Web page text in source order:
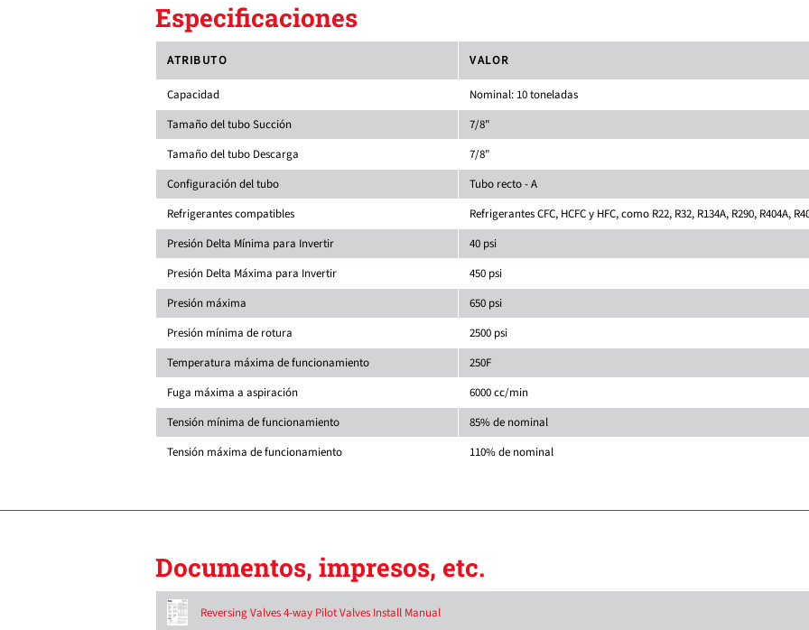
Especificaciones
ATRIBUTO VALOR
Capacidad
Nominal: 10 toneladas
Tamaño del tubo Succión
7/8"
Tamaño del tubo Descarga
7/8"
Configuración del tubo
Tubo recto - A
Refrigerantes compatibles
Refrigerantes CFC, HCFC y HFC, como R22, R32, R134A, R290, R404A,
Presión Delta Mínima para Invertir
40 psi
Presión Delta Máxima para Invertir
450 psi
Presión máxima
650 psi
Presión mínima de rotura
2500 psi
Temperatura máxima de funcionamiento
250F
Fuga máxima a aspiración
6000 cc/min
Tensión mínima de funcionamiento
85% de nominal
Tensión máxima de funcionamiento
110% de nominal
Documentos, impresos, etc.
Reversing Valves 4-way Pilot Valves Install Manual